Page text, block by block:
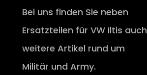
Bei uns finden Sie neben
Ersatzteilen für VW Iltis auch
weitere Artikel rund um
Militär und Army.